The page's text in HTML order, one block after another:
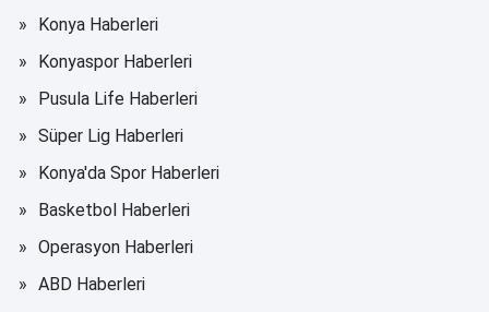
Konya Haberleri
Konyaspor Haberleri
Pusula Life Haberleri
Süper Lig Haberleri
Konya'da Spor Haberleri
Basketbol Haberleri
Operasyon Haberleri
ABD Haberleri